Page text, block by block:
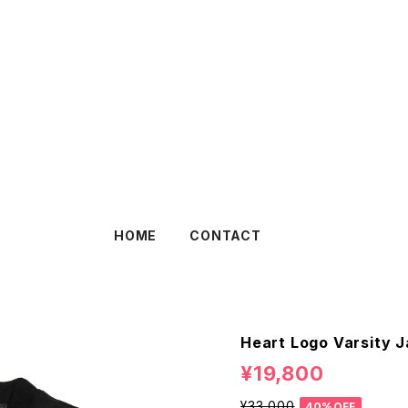
HOME CONTACT
Heart Logo Varsity
¥19,800